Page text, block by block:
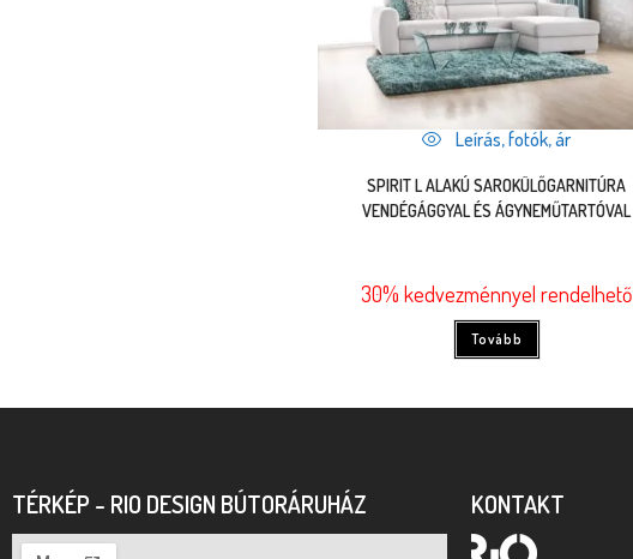
Leírás, fotók, ár
SPIRIT L ALAKÚ SAROKÜLŐGARNITÚRA
VENDÉGÁGGYAL ÉS ÁGYNEMŰTARTÓVAL
30% kedvezménnyel rendelhető
Tovább
TÉRKÉP - RIO DESIGN BÚTORÁRUHÁZ KONTAKT